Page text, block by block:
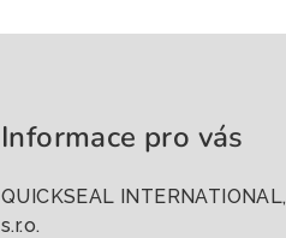
Informace pro vás
QUICKSEAL INTERNATIONAL,
s.r.o.